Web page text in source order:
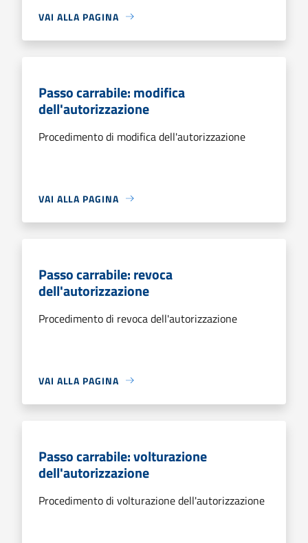
VAI ALLA PAGINA
Passo carrabile: modifica
dell'autorizzazione
Procedimento di modifica dell'autorizzazione
VAI ALLA PAGINA
Passo carrabile: revoca
dell'autorizzazione
Procedimento di revoca dell'autorizzazione
VAI ALLA PAGINA
Passo carrabile: volturazione
dell'autorizzazione
Procedimento di volturazione dell'autorizzazione